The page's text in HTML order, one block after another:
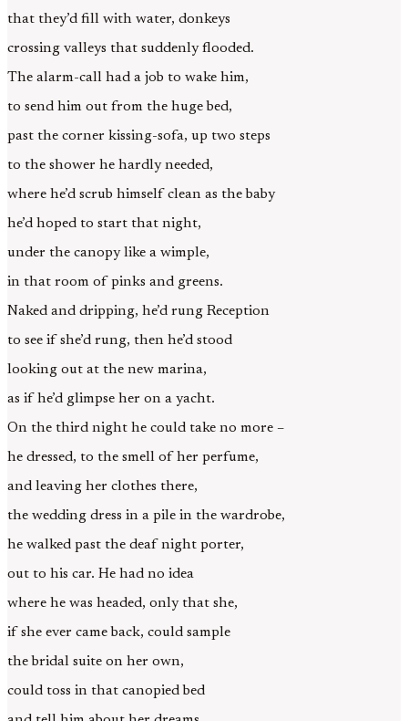
that they’d fill with water, donkeys
crossing valleys that suddenly flooded.
The alarm-call had a job to wake him,
to send him out from the huge bed,
past the corner kissing-sofa, up two steps
to the shower he hardly needed,
where he’d scrub himself clean as the baby
he’d hoped to start that night,
under the canopy like a wimple,
in that room of pinks and greens.
Naked and dripping, he’d rung Reception
to see if she’d rung, then he’d stood
looking out at the new marina,
as if he’d glimpse her on a yacht.
On the third night he could take no more –
he dressed, to the smell of her perfume,
and leaving her clothes there,
the wedding dress in a pile in the wardrobe,
he walked past the deaf night porter,
out to his car. He had no idea
where he was headed, only that she,
if she ever came back, could sample
the bridal suite on her own,
could toss in that canopied bed